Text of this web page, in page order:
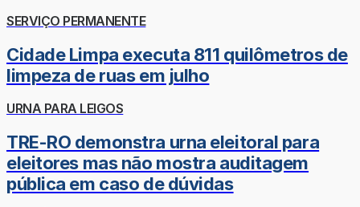
SERVIÇO PERMANENTE
Cidade Limpa executa 811 quilômetros de
limpeza de ruas em julho
URNA PARA LEIGOS
TRE-RO demonstra urna eleitoral para
eleitores mas não mostra auditagem
pública em caso de dúvidas